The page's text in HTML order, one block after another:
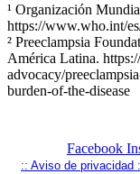
¹ Organización
https://www.who.int/
² Preeclampsia
América Latina.
advocacy/
burden-of-the-disease
Facebook
:: Aviso de privacidad